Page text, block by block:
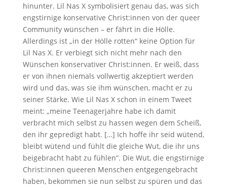
hinunter. Lil Nas X symbolisiert genau das, was sich
engstirnige konservative Christ:innen von der queer
Community wünschen – er fährt in die Hölle.
Allerdings ist „in der Hölle rotten“ keine Option für
Lil Nas X. Er verbiegt sich nicht mehr nach den
Wünschen konservativer Christ:innen. Er weiß, dass
er von ihnen niemals vollwertig akzeptiert werden
wird und das, was sie ihm wünschen, macht er zu
seiner Stärke. Wie Lil Nas X schon in einem Tweet
meint: „meine Teenagerjahre habe ich damit
verbracht mich selbst zu hassen wegen dem Scheiß,
den ihr gepredigt habt. […] Ich hoffe ihr seid wütend,
bleibt wütend und fühlt die gleiche Wut, die ihr uns
beigebracht habt zu fühlen“. Die Wut, die engstirnige
Christ:innen queeren Menschen entgegengebracht
haben, bekommen sie nun selbst zu spüren und das